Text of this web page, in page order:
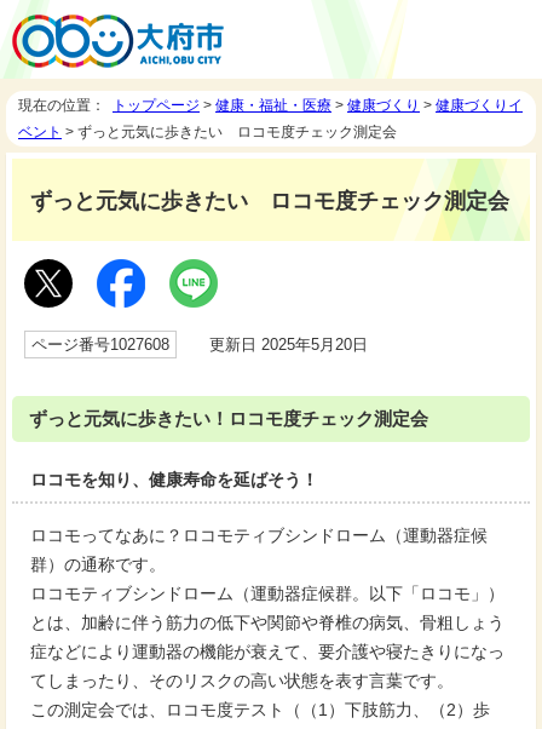
現在の位置： トップページ > 健康・福祉・医療 > 健康づくり > 健康づくりイ
ベント > ずっと元気に歩きたい ロコモ度チェック測定会
ずっと元気に歩きたい ロコモ度チェック測定会
ページ番号1027608 更新日 2025年5月20日
ずっと元気に歩きたい！ロコモ度チェック測定会
ロコモを知り、健康寿命を延ばそう！
ロコモってなあに？ロコモティブシンドローム（運動器症候
群）の通称です。
ロコモティブシンドローム（運動器症候群。以下「ロコモ」）
とは、加齢に伴う筋力の低下や関節や脊椎の病気、骨粗しょう
症などにより運動器の機能が衰えて、要介護や寝たきりになっ
てしまったり、そのリスクの高い状態を表す言葉です。
この測定会では、ロコモ度テスト（（1）下肢筋力、（2）歩